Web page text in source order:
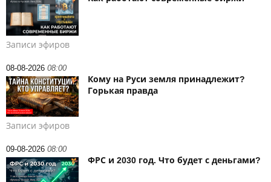
Записи эфиров
08-08-2026 08:00
Кому на Руси земля принадлежит?
Горькая правда
Записи эфиров
09-08-2026 08:00
ФРС и 2030 год. Что будет с деньгами?